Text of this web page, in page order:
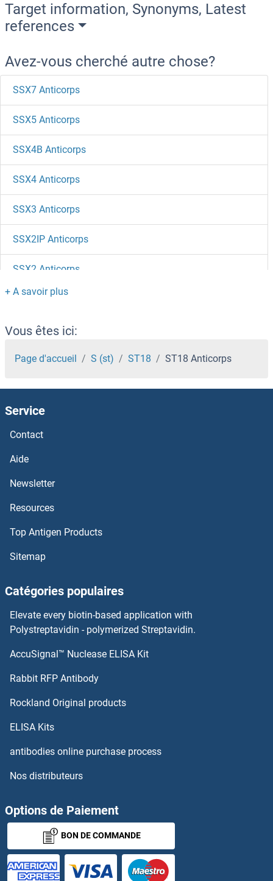
Target information, Synonyms, Latest
references
Avez-vous cherché autre chose?
SSX7 Anticorps
SSX5 Anticorps
SSX4B Anticorps
SSX4 Anticorps
SSX3 Anticorps
SSX2IP Anticorps
SSX2 Anticorps
SSX1 Anticorps
SSU72 Anticorps
SSTR5 Anticorps
SSTR4 Anticorps
SSTR3 Anticorps
SSTR1 Anticorps
SSSCA1 Anticorps
SSRP1 Anticorps
SSR3 Anticorps
SSR2 Anticorps
SSR1 Anticorps
ST3GAL3 Anticorps
ST3GAL4 Anticorps
ST3GAL5 Anticorps
ST3GAL6 Anticorps
ST5 Anticorps
Vous êtes ici:
Page d'accueil S (st) ST18 ST18 Anticorps
Service
Contact
Aide
Newsletter
Resources
Top Antigen Products
Sitemap
Catégories populaires
Elevate every biotin-based application with
Polystreptavidin - polymerized Streptavidin.
AccuSignal™ Nuclease ELISA Kit
Rabbit RFP Antibody
Rockland Original products
ELISA Kits
antibodies online purchase process
Nos distributeurs
Options de Paiement
BON DE COMMANDE